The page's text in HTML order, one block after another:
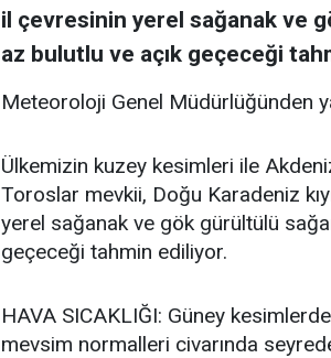
il çevresinin yerel sağanak ve
az bulutlu ve açık geçeceği
Meteoroloji Genel Müdürlüğünden
Ülkemizin kuzey kesimleri ile
Toroslar mevkii, Doğu Karadeniz
yerel sağanak ve gök gürültülü
geçeceği tahmin ediliyor.
HAVA SICAKLIĞI: Güney
mevsim normalleri civarında